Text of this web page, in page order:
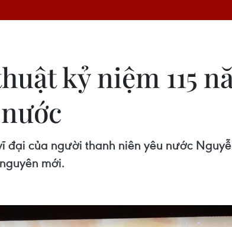
kỷ niệm 115
của người thanh niên yêu nước
mới.